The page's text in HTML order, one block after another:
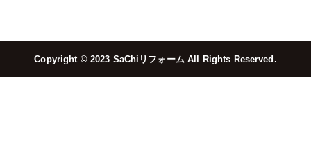
Copyright ©︎ 2023 SaChiリフォーム All Rights Reserved.